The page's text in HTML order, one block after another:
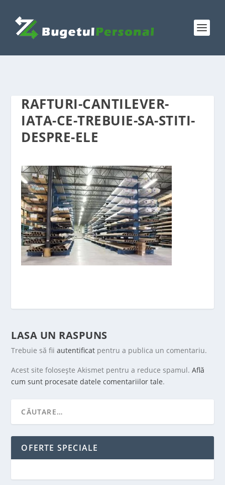
RAFTURI-CANTILEVER-
IATA-CE-TREBUIE-SA-STITI-
DESPRE-ELE
LASA UN RASPUNS
Trebuie să fiiautentificat pentru a publica un comentariu.
Acest site folosește Akismet pentru a reduce spamul.Află
cum sunt procesate datele comentariilor tale.
OFERTE SPECIALE